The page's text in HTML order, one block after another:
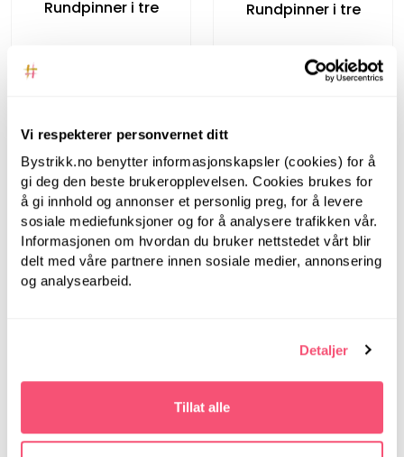
Vi respekterer personvernet ditt
Bystrikk.no benytter informasjonskapsler (cookies) for å
gi deg den beste brukeropplevelsen. Cookies brukes for
å gi innhold og annonser et personlig preg, for å levere
sosiale mediefunksjoner og for å analysere trafikken vår.
Informasjonen om hvordan du bruker nettstedet vårt blir
delt med våre partnere innen sosiale medier, annonsering
og analysearbeid.
Detaljer
Tillat alle
Rundpinner i tre
Rundpinner i tre
LanternMoon
Lantern Moon, 80 cm,
5.50 mm -
Rundpinner i tre
(Rosa)